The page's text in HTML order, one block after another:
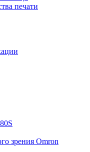
печати
зрения Omron